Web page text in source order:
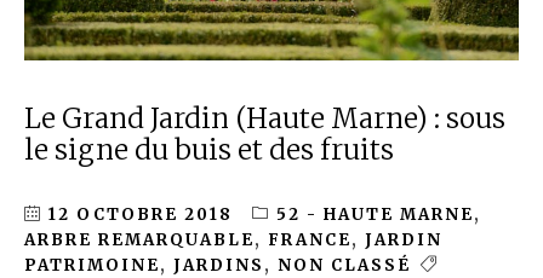
Le Grand Jardin (Haute Marne) : sous
le signe du buis et des fruits
12 OCTOBRE 2018 52 - HAUTE MARNE,
ARBRE REMARQUABLE, FRANCE, JARDIN
PATRIMOINE, JARDINS , NON CLASSÉ